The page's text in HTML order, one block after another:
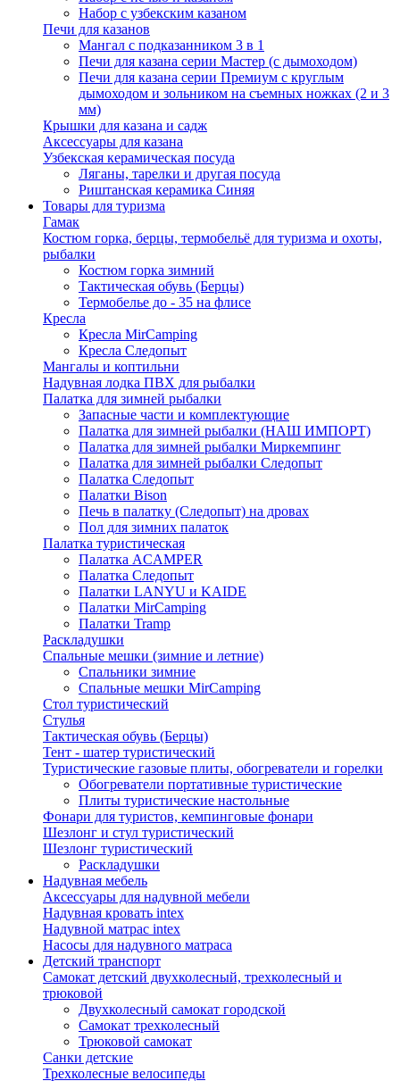
Набор с узбекским казаном
Печи для казанов
Мангал с подказанником 3 в 1
Печи для казана серии Мастер (с дымоходом)
Печи для казана серии Премиум с круглым
дымоходом и зольником на съемных ножках (2 и 3
мм)
Крышки для казана и садж
Аксессуары для казана
Узбекская керамическая посуда
Ляганы, тарелки и другая посуда
Риштанская керамика Синяя
Товары для туризма
Гамак
Костюм горка, берцы, термобельё для туризма и охоты,
рыбалки
Костюм горка зимний
Тактическая обувь (Берцы)
Термобелье до - 35 на флисе
Кресла
Кресла MirCamping
Кресла Следопыт
Мангалы и коптильни
Надувная лодка ПВХ для рыбалки
Палатка для зимней рыбалки
Запасные части и комплектующие
Палатка для зимней рыбалки (НАШ ИМПОРТ)
Палатка для зимней рыбалки Миркемпинг
Палатка для зимней рыбалки Следопыт
Палатка Следопыт
Палатки Bison
Печь в палатку (Следопыт) на дровах
Пол для зимних палаток
Палатка туристическая
Палатка ACAMPER
Палатка Следопыт
Палатки LANYU и KAIDE
Палатки MirCamping
Палатки Tramp
Раскладушки
Спальные мешки (зимние и летние)
Спальники зимние
Спальные мешки MirCamping
Стол туристический
Стулья
Тактическая обувь (Берцы)
Тент - шатер туристический
Туристические газовые плиты, обогреватели и горелки
Обогреватели портативные туристические
Плиты туристические настольные
Фонари для туристов, кемпинговые фонари
Шезлонг и стул туристический
Шезлонг туристический
Раскладушки
Надувная мебель
Аксессуары для надувной мебели
Надувная кровать intex
Надувной матрас intex
Насосы для надувного матраса
Детский транспорт
Самокат детский двухколесный, трехколесный и
трюковой
Двухколесный самокат городской
Самокат трехколесный
Трюковой самокат
Санки детские
Трехколесные велосипеды